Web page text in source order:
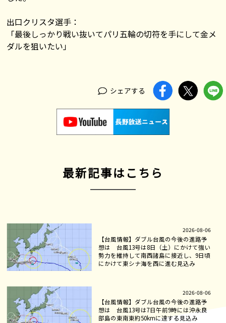
出口クリスタ選手：
「最後しっかり戦い抜いてパリ五輪の切符を手にして金メ
ダルを狙いたい」
シェアする
最新記事はこちら
2026-08-06
【台風情報】ダブル台風の今後の進路予
想は 台風13号は8日（土）にかけて強い
勢力を維持して南西諸島に接近し、9日頃
にかけて東シナ海を西に進む見込み
2026-08-06
【台風情報】ダブル台風の今後の進路予
想は 台風13号は7日午前9時には沖永良
部島の東南東約50kmに達する見込み